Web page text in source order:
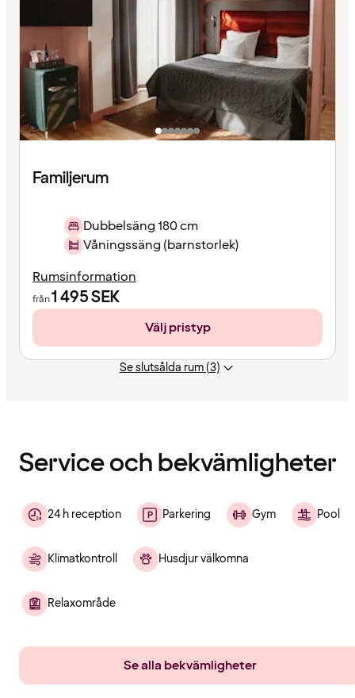
Familjerum
Dubbelsäng 180 cm
Våningssäng (barnstorlek)
Rumsinformation
från1 495SEK
Välj pristyp
Se slutsålda rum (3)
Service och bekvämligheter
24 h reception Parkering Gym Pool
Klimatkontroll Husdjur välkomna
Relaxområde
Se alla bekvämligheter